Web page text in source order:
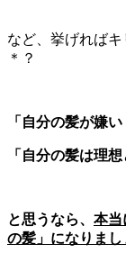
など、挙げれば
＊？
「自分の髪が嫌い
「自分の髪は理
と思うなら、 本当
の髪」になりまし